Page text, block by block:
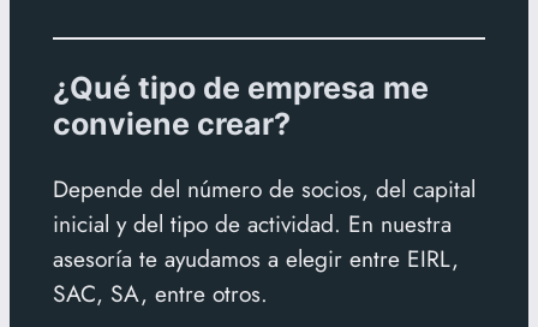
¿Qué tipo de empresa me
conviene crear?
Depende del número de socios, del capital
inicial y del tipo de actividad. En nuestra
asesoría te ayudamos a elegir entre EIRL,
SAC, SA, entre otros.